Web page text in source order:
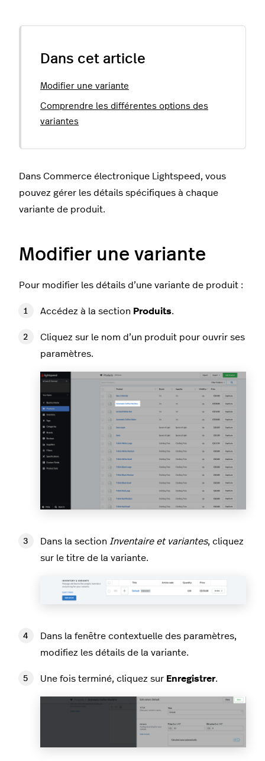
Dans cet article
Modifier une variante
Comprendre les différentes options des
variantes
Dans Commerce électronique Lightspeed, vous
pouvez gérer les détails spécifiques à chaque
variante de produit.
Modifier une variante
Pour modifier les détails d’une variante de produit :
Accédez à la section Produits.
Cliquez sur le nom d’un produit pour ouvrir ses
paramètres.
Dans la section Inventaire et variantes, cliquez
sur le titre de la variante.
Dans la fenêtre contextuelle des paramètres,
modifiez les détails de la variante.
Une fois terminé, cliquez sur Enregistrer.